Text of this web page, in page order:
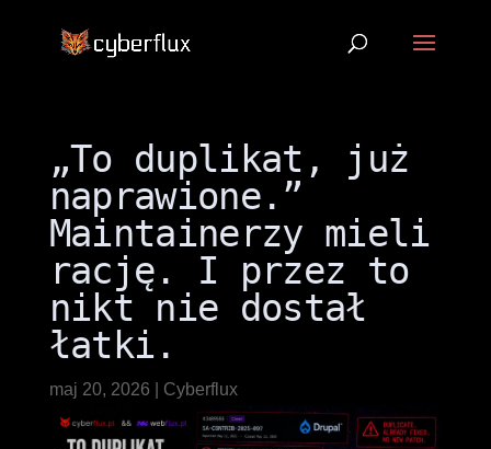
„To duplikat, już
naprawione.”
Maintainerzy mieli
rację. I przez to
nikt nie dostał
łatki.
maj 20, 2026 Cyberflux